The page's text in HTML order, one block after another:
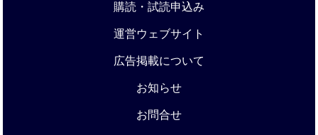
購読・試読申込み
運営ウェブサイト
広告掲載について
お知らせ
お問合せ